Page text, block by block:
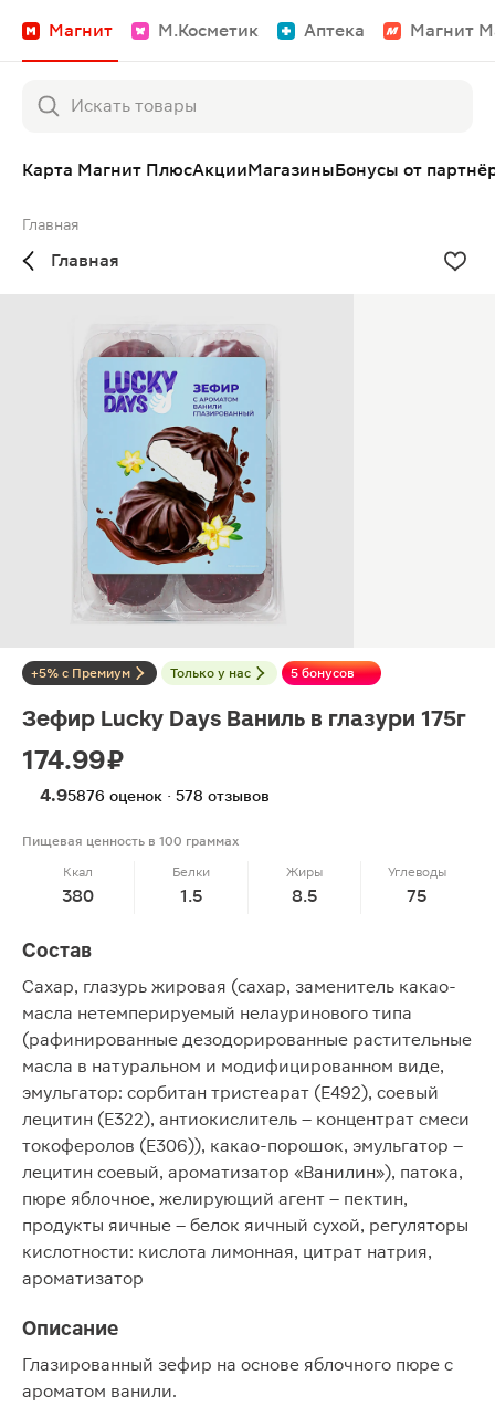
Магнит М.Косметик Аптека Магнит
Карта Магнит ПлюсАкцииМагазиныБонусы от
Главная
Главная
+5% с Премиум Только у нас 5 бонусов
Зефир Lucky Days Ваниль в глазури 175г
174.99 ₽
4.95876 оценок · 578 отзывов
Пищевая ценность в 100 граммах
Ккал
380
Белки
1.5
Жиры
8.5
Углеводы
75
Состав
Сахар, глазурь жировая (сахар, заменитель какао-
масла нетемперируемый нелауринового типа
(рафинированные дезодорированные растительные
масла в натуральном и модифицированном виде,
эмульгатор: сорбитан тристеарат (Е492), соевый
лецитин (Е322), антиокислитель – концентрат смеси
токоферолов (Е306)), какао-порошок, эмульгатор –
лецитин соевый, ароматизатор «Ванилин»), патока,
пюре яблочное, желирующий агент – пектин,
продукты яичные – белок яичный сухой, регуляторы
кислотности: кислота лимонная, цитрат натрия,
ароматизатор
Описание
Глазированный зефир на основе яблочного пюре с
ароматом ванили.